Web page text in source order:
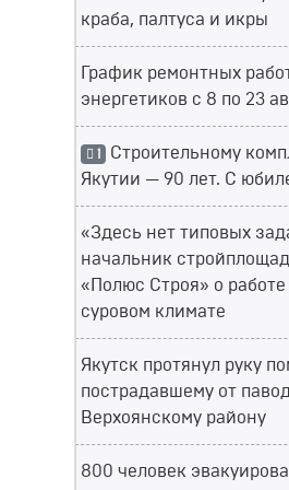
краба, палтуса и икры
График ремонтных
энергетиков с 8 по 23
1 Строительному
Якутии — 90 лет. С
«Здесь нет типовых
начальник
«Полюс Строя» о работе
суровом климате
Якутск протянул руку
пострадавшему от
Верхоянскому району
800 человек